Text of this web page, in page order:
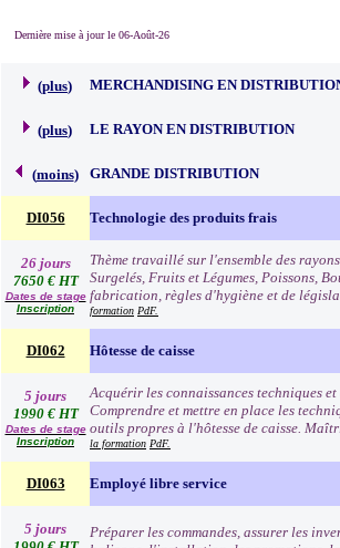
Dernière mise à jour le 06-Août-26
(plus) MERCHANDISING EN
(plus) LE RAYON EN DISTRIBUTION
(moins) GRANDE DISTRIBUTION
DI056 Technologie des produits frais
26 jours
7650 € HT
Dates de stage
Inscription
Thème travaillé sur l'ensemble des
Surgelés, Fruits et Légumes, Poissons,
fabrication, règles d'hygiène et de
formation PdF.
DI062 Hôtesse de caisse
5 jours
1990 € HT
Dates de stage
Inscription
Acquérir les connaissances techniques
Comprendre et mettre en place les
outils propres à l'hôtesse de caisse.
la formation PdF.
DI063 Employé libre service
5 jours
Préparer les commandes, assurer les